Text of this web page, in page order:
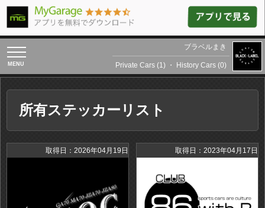
toggle
navigation
ブラベルまき
Private Cars (1) ・ History Cars (0)
所有ステッカーリスト
取得日：2026年04月19日 取得日：2023年04月17日